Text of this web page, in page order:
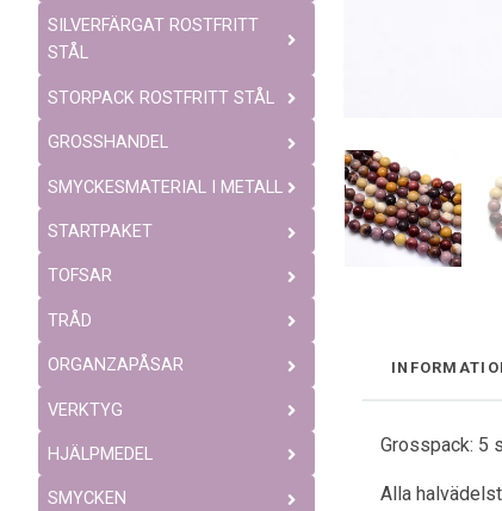
SILVERFÄRGAT ROSTFRITT
STÅL
STORPACK ROSTFRITT STÅL
GROSSHANDEL
SMYCKESMATERIAL I METALL
STARTPAKET
TOFSAR
TRÅD
ORGANZAPÅSAR
VERKTYG
HJÄLPMEDEL
SMYCKEN
Grosspack: 5
Alla